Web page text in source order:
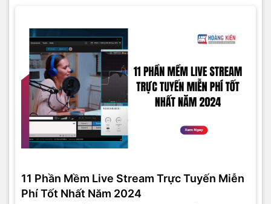
11 Phần Mềm Live Stream Trực Tuyến Miễn
Phí Tốt Nhất Năm 2024